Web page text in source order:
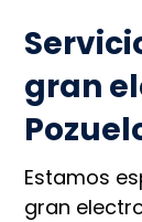
gran
Estamos
gran